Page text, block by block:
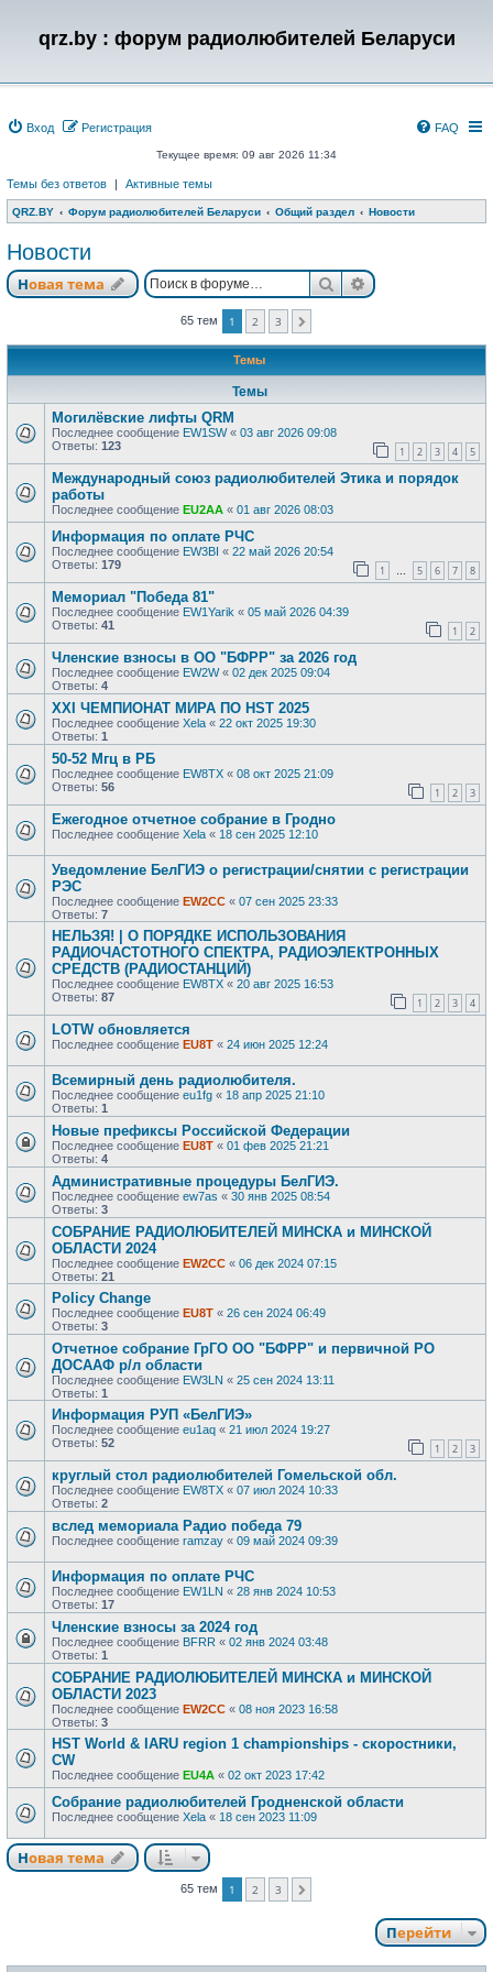
qrz.by : форум радиолюбителей Беларуси
Вход Регистрация FAQ
Текущее время: 09 авг 2026 11:34
Темы без ответов | Активные темы
QRZ.BY Форум радиолюбителей Беларуси Общий раздел Новости
Новости
Новая тема ПоискРасширенный
65 тем 1 2 3
Темы
Темы
Могилёвские лифты QRM
Последнее сообщение EW1SW« 03 авг 2026 09:08
Ответы: 123 1 2 3 4 5
Международный союз радиолюбителей Этика и порядок
работы
Последнее сообщение EU2AA « 01 авг 2026 08:03
Информация по оплате РЧС
Последнее сообщение EW3BI « 22 май 2026 20:54
Ответы: 179 1 … 5 6 7 8
Мемориал "Победа 81"
Последнее сообщение EW1Yarik « 05 май 2026 04:39
Ответы: 41 1 2
Членские взносы в ОО "БФРР" за 2026 год
Последнее сообщение EW2W« 02 дек 2025 09:04
Ответы: 4
XXI ЧЕМПИОНАТ МИРА ПО HST 2025
Последнее сообщение Xela « 22 окт 2025 19:30
Ответы: 1
50-52 Мгц в РБ
Последнее сообщение EW8TX « 08 окт 2025 21:09
Ответы: 56 1 2 3
Ежегодное отчетное собрание в Гродно
Последнее сообщение Xela « 18 сен 2025 12:10
Уведомление БелГИЭ о регистрации/снятии с регистрации
РЭС
Последнее сообщение EW2CC « 07 сен 2025 23:33
Ответы: 7
НЕЛЬЗЯ! | О ПОРЯДКЕ ИСПОЛЬЗОВАНИЯ
РАДИОЧАСТОТНОГО СПЕКТРА, РАДИОЭЛЕКТРОННЫХ
СРЕДСТВ (РАДИОСТАНЦИЙ)
Последнее сообщение EW8TX « 20 авг 2025 16:53
Ответы: 87 1 2 3 4
LOTW обновляется
Последнее сообщение EU8T « 24 июн 2025 12:24
Всемирный день радиолюбителя.
Последнее сообщение eu1fg « 18 апр 2025 21:10
Ответы: 1
Новые префиксы Российской Федерации
Последнее сообщение EU8T « 01 фев 2025 21:21
Ответы: 4
Административные процедуры БелГИЭ.
Последнее сообщение ew7as « 30 янв 2025 08:54
Ответы: 3
СОБРАНИЕ РАДИОЛЮБИТЕЛЕЙ МИНСКА и МИНСКОЙ
ОБЛАСТИ 2024
Последнее сообщение EW2CC « 06 дек 2024 07:15
Ответы: 21
Policy Change
Последнее сообщение EU8T « 26 сен 2024 06:49
Ответы: 3
Отчетное собрание ГрГО ОО "БФРР" и первичной РО
ДОСААФ р/л области
Последнее сообщение EW3LN « 25 сен 2024 13:11
Ответы: 1
Информация РУП «БелГИЭ»
Последнее сообщение eu1aq « 21 июл 2024 19:27
Ответы: 52 1 2 3
круглый стол радиолюбителей Гомельской обл.
Последнее сообщение EW8TX « 07 июл 2024 10:33
Ответы: 2
вслед мемориала Радио победа 79
Последнее сообщение ramzay « 09 май 2024 09:39
Информация по оплате РЧС
Последнее сообщение EW1LN « 28 янв 2024 10:53
Ответы: 17
Членские взносы за 2024 год
Последнее сообщение BFRR « 02 янв 2024 03:48
Ответы: 1
СОБРАНИЕ РАДИОЛЮБИТЕЛЕЙ МИНСКА и МИНСКОЙ
ОБЛАСТИ 2023
Последнее сообщение EW2CC « 08 ноя 2023 16:58
Ответы: 3
HST World & IARU region 1 championships - скоростники,
CW
Последнее сообщение EU4A « 02 окт 2023 17:42
Собрание радиолюбителей Гродненской области
Последнее сообщение Xela « 18 сен 2023 11:09
Новая тема
65 тем 1 2 3
Перейти